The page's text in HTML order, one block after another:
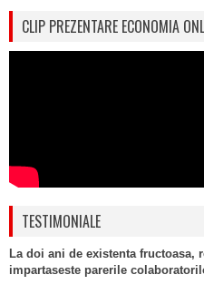
CLIP PREZENTARE ECONOMIA
TESTIMONIALE
La doi ani de existenta fructoasa,
impartaseste parerile